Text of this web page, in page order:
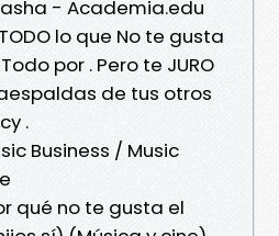
- Academia.edu
lo que No te gusta
por . Pero te JURO
de tus otros
.
Business / Music
qué no te gusta el